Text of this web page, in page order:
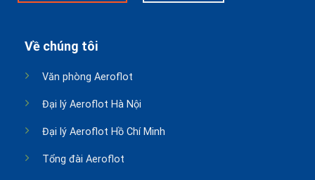
Về chúng tôi
Văn phòng Aeroflot
Đại lý Aeroflot Hà Nội
Đại lý Aeroflot Hồ Chí Minh
Tổng đài Aeroflot